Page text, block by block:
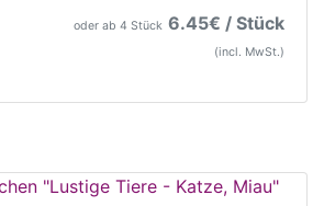
oder ab 4 Stück 6.45€ / Stück
(incl. MwSt.)